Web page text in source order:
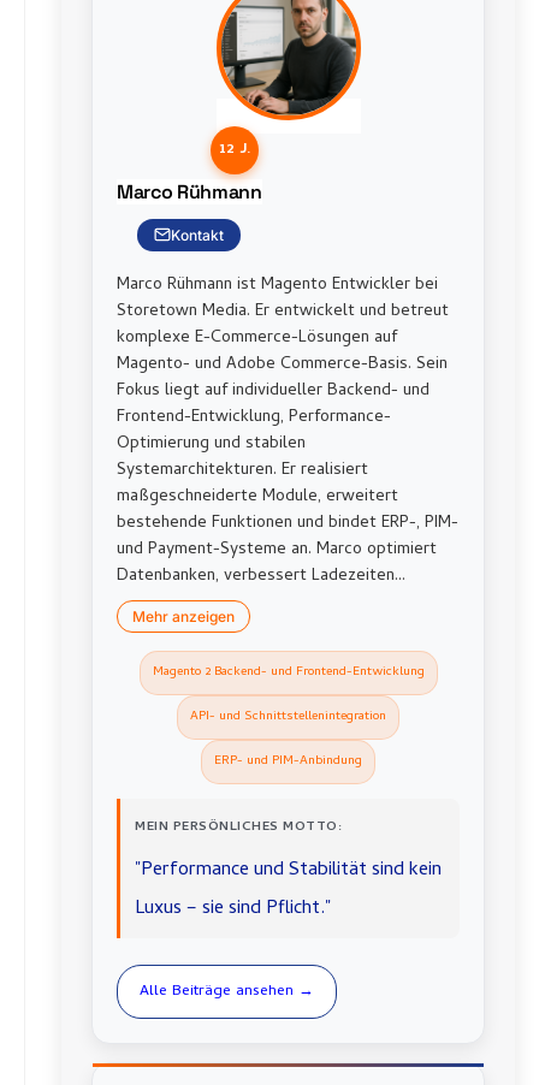
12 J.
Marco Rühmann
Kontakt
Marco Rühmann ist Magento Entwickler bei
Storetown Media. Er entwickelt und betreut
komplexe E-Commerce-Lösungen auf
Magento- und Adobe Commerce-Basis. Sein
Fokus liegt auf individueller Backend- und
Frontend-Entwicklung, Performance-
Optimierung und stabilen
Systemarchitekturen. Er realisiert
maßgeschneiderte Module, erweitert
bestehende Funktionen und bindet ERP-, PIM-
und Payment-Systeme an. Marco optimiert
Datenbanken, verbessert Ladezeiten...
Mehr anzeigen
Magento 2 Backend- und Frontend-Entwicklung
API- und Schnittstellenintegration
ERP- und PIM-Anbindung
MEIN PERSÖNLICHES MOTTO:
"Performance und Stabilität sind kein
Luxus – sie sind Pflicht."
Alle Beiträge ansehen →